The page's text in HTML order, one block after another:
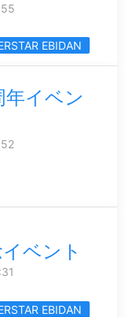
EBIDAN
年イベン
ベント
EBIDAN